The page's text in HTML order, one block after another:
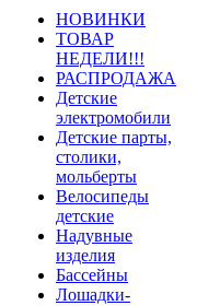
НОВИНКИ
ТОВАР
НЕДЕЛИ!!!
РАСПРОДАЖА
Детские
электромобили
Детские парты,
столики,
мольберты
Велосипеды
детские
Надувные
изделия
Бассейны
Лошадки-